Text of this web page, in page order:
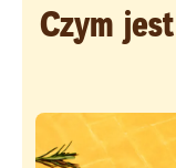
Czym jest